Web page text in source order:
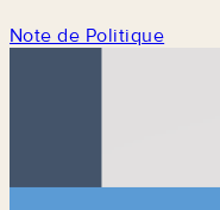
Note de Politique